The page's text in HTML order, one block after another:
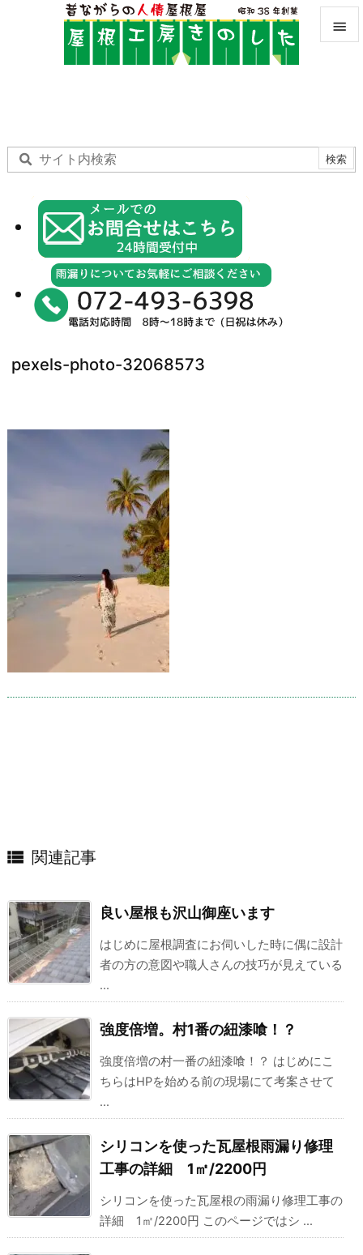


pexels-photo-32068573
 関連記事
良い屋根も沢山御座います
はじめに屋根調査にお伺いした時に偶に設計
者の方の意図や職人さんの技巧が見えている
...
強度倍増。村1番の紐漆喰！？
強度倍増の村一番の紐漆喰！？ はじめにこ
ちらはHPを始める前の現場にて考案させて
...
シリコンを使った瓦屋根雨漏り修理
工事の詳細 1㎡/2200円
シリコンを使った瓦屋根の雨漏り修理工事の
詳細 1㎡/2200円 このページではシ ...